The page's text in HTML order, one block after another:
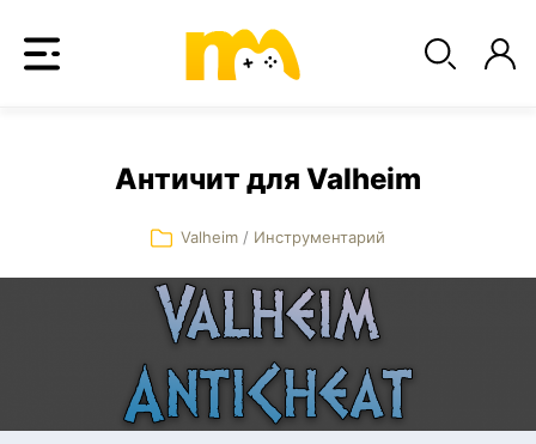
Античит для Valheim
Valheim / Инструментарий